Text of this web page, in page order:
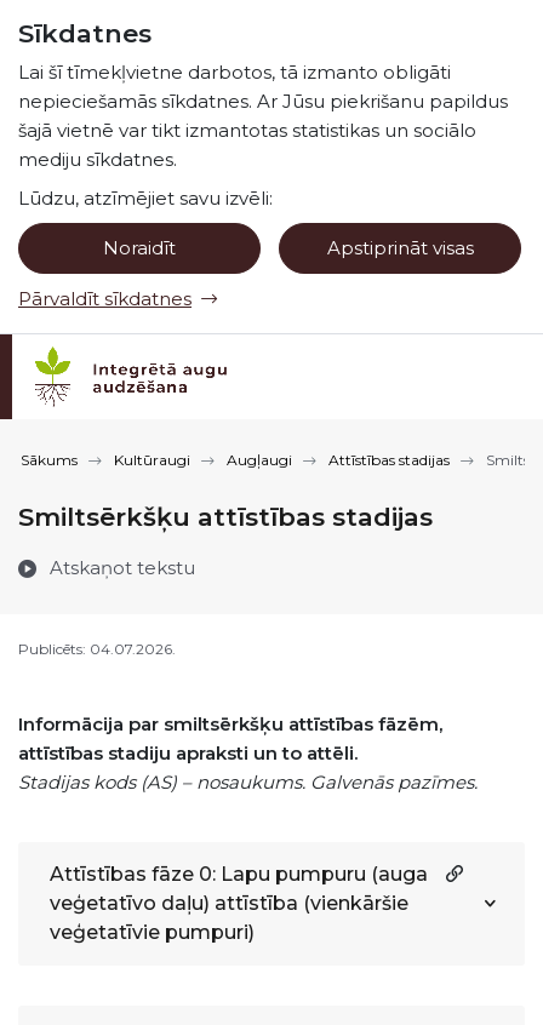
Sīkdatnes
Lai šī tīmekļvietne darbotos, tā izmanto obligāti
nepieciešamās sīkdatnes. Ar Jūsu piekrišanu papildus
šajā vietnē var tikt izmantotas statistikas un sociālo
mediju sīkdatnes.
Lūdzu, atzīmējiet savu izvēli:
Noraidīt Apstiprināt visas
Pārvaldīt sīkdatnes
Sākums Kultūraugi Augļaugi Attīstības stadijas
Smiltsērkšķu attīstības stadijas
Atskaņot tekstu
Publicēts: 04.07.2026.
Informācija par smiltsērkšķu attīstības fāzēm,
attīstības stadiju apraksti un to attēli.
Stadijas kods (AS) – nosaukums. Galvenās pazīmes.
Attīstības fāze 0: Lapu pumpuru (auga
veģetatīvo daļu) attīstība (vienkāršie
veģetatīvie pumpuri)